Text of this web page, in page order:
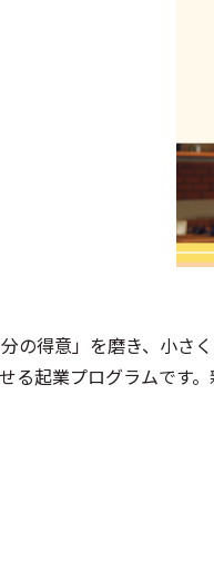
得意」を磨き、小さく
る起業プログラムです